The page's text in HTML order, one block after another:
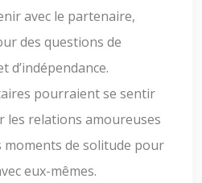
avec le partenaire,
des questions de
d’indépendance.
pourraient se sentir
les relations amoureuses
moments de solitude pour
eux-mêmes.